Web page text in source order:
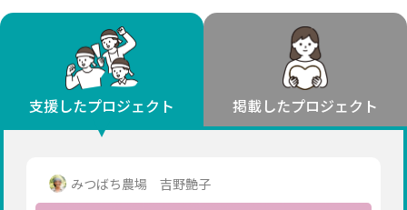
フード・農業
文化
環境・エシカル
人権・マイノリティ
社会貢献
地域からさがす 北海道・東北
北海道
北海道 青森 岩手 宮城
秋田
福島
茨城 栃木 群馬
千葉
東京
神奈川
新潟 富山 石川 福井
支援したプロジェクト 掲載したプロジェクト
みつばち農場 吉野艶子